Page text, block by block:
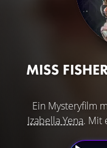
MISS
Ein Mysteryfilm
Izabella Yena. Mit